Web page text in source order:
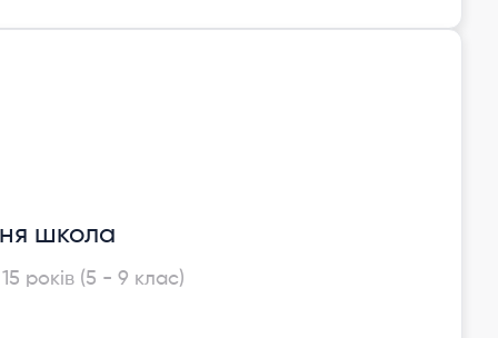
школа
років (5 - 9 клас)